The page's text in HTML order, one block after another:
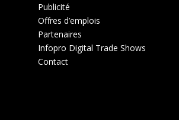
Publicité
Offres d’emplois
Partenaires
Infopro Digital Trade Shows
Contact